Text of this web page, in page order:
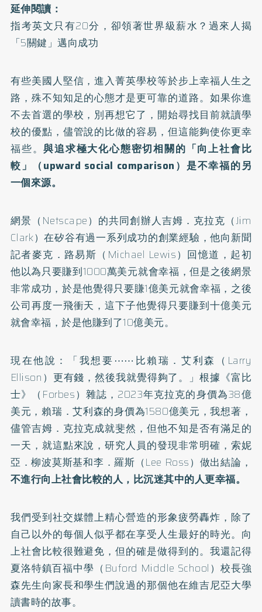
延伸閱讀：
指考英文只有20分，卻領著世界級薪水？過來人揭
「5關鍵」邁向成功
有些美國人堅信，進入菁英學校等於步上幸福人生之
路，殊不知知足的心態才是更可靠的道路。如果你進
不去首選的學校，別再想它了，開始尋找目前就讀學
校的優點，儘管說的比做的容易，但這能夠使你更幸
福些。與追求極大化心態密切相關的「向上社會比
較」（upward social comparison）是不幸福的另
一個來源。
網景（Netscape）的共同創辦人吉姆．克拉克（Jim
Clark）在矽谷有過一系列成功的創業經驗，他向新聞
記者麥克．路易斯（Michael Lewis）回憶道，起初
他以為只要賺到1000萬美元就會幸福，但是之後網景
非常成功，於是他覺得只要賺1億美元就會幸福，之後
公司再度一飛衝天，這下子他覺得只要賺到十億美元
就會幸福，於是他賺到了10億美元。
現在他說：「我想要⋯⋯比賴瑞．艾利森（Larry
Ellison）更有錢，然後我就覺得夠了。」根據《富比
士》（Forbes）雜誌，2023年克拉克的身價為38億
美元，賴瑞．艾利森的身價為1580億美元，我想著，
儘管吉姆．克拉克成就斐然，但他不知是否有滿足的
一天，就這點來說，研究人員的發現非常明確，索妮
亞．柳波莫斯基和李．羅斯（Lee Ross）做出結論，
不進行向上社會比較的人，比沉迷其中的人更幸福。
我們受到社交媒體上精心營造的形象疲勞轟炸，除了
自己以外的每個人似乎都在享受人生最好的時光。向
上社會比較很難避免，但的確是做得到的。我還記得
夏洛特鎮百福中學（Buford Middle School）校長強
森先生向家長和學生們說過的那個他在維吉尼亞大學
讀書時的故事。